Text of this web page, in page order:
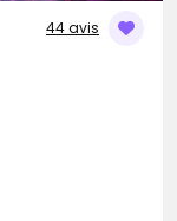
44 avis